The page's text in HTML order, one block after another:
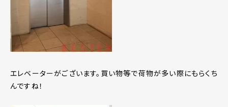
エレベーターがございます。買い物等で荷物が多い際にもらくち
んですね！